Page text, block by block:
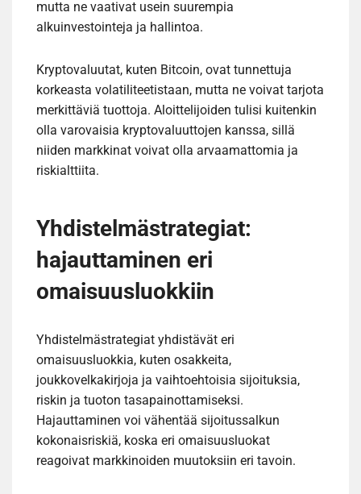
mutta ne vaativat usein suurempia
alkuinvestointeja ja hallintoa.
Kryptovaluutat, kuten Bitcoin, ovat tunnettuja
korkeasta volatiliteetistaan, mutta ne voivat tarjota
merkittäviä tuottoja. Aloittelijoiden tulisi kuitenkin
olla varovaisia kryptovaluuttojen kanssa, sillä
niiden markkinat voivat olla arvaamattomia ja
riskialttiita.
Yhdistelmästrategiat:
hajauttaminen eri
omaisuusluokkiin
Yhdistelmästrategiat yhdistävät eri
omaisuusluokkia, kuten osakkeita,
joukkovelkakirjoja ja vaihtoehtoisia sijoituksia,
riskin ja tuoton tasapainottamiseksi.
Hajauttaminen voi vähentää sijoitussalkun
kokonaisriskiä, koska eri omaisuusluokat
reagoivat markkinoiden muutoksiin eri tavoin.